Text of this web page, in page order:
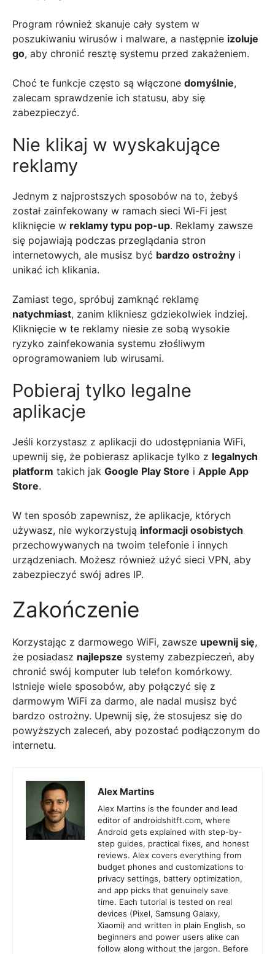
Program również skanuje cały system w
poszukiwaniu wirusów i malware, a następnie izoluje
go, aby chronić resztę systemu przed zakażeniem.
Choć te funkcje często są włączone domyślnie,
zalecam sprawdzenie ich statusu, aby się
zabezpieczyć.
Nie klikaj w wyskakujące
reklamy
Jednym z najprostszych sposobów na to, żebyś
został zainfekowany w ramach sieci Wi-Fi jest
kliknięcie w reklamy typu pop-up. Reklamy zawsze
się pojawiają podczas przeglądania stron
internetowych, ale musisz być bardzo ostrożny i
unikać ich klikania.
Zamiast tego, spróbuj zamknąć reklamę
natychmiast, zanim klikniesz gdziekolwiek indziej.
Kliknięcie w te reklamy niesie ze sobą wysokie
ryzyko zainfekowania systemu złośliwym
oprogramowaniem lub wirusami.
Pobieraj tylko legalne
aplikacje
Jeśli korzystasz z aplikacji do udostępniania WiFi,
upewnij się, że pobierasz aplikacje tylko z legalnych
platform takich jak Google Play Store i Apple App
Store.
W ten sposób zapewnisz, że aplikacje, których
używasz, nie wykorzystują informacji osobistych
przechowywanych na twoim telefonie i innych
urządzeniach. Możesz również użyć sieci VPN, aby
zabezpieczyć swój adres IP.
Zakończenie
Korzystając z darmowego WiFi, zawsze upewnij się,
że posiadasz najlepsze systemy zabezpieczeń, aby
chronić swój komputer lub telefon komórkowy.
Istnieje wiele sposobów, aby połączyć się z
darmowym WiFi za darmo, ale nadal musisz być
bardzo ostrożny. Upewnij się, że stosujesz się do
powyższych zaleceń, aby pozostać podłączonym do
internetu.
Alex Martins
Alex Martins is the founder and lead
editor of androidshitft.com, where
Android gets explained with step-by-
step guides, practical fixes, and honest
reviews. Alex covers everything from
budget phones and customizations to
privacy settings, battery optimization,
and app picks that genuinely save
time. Each tutorial is tested on real
devices (Pixel, Samsung Galaxy,
Xiaomi) and written in plain English, so
beginners and power users alike can
follow along without the jargon. Before